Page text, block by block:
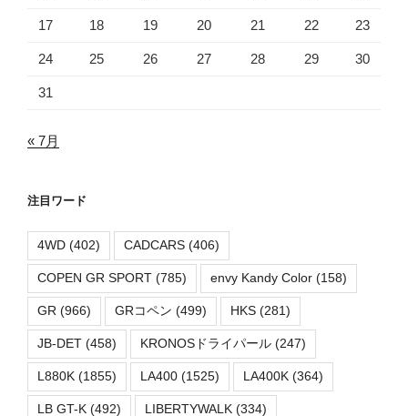
17 18 19 20 21 22 23
24 25 26 27 28 29 30
31
« 7月
注目ワード
4WD (402) CADCARS (406)
COPEN GR SPORT (785) envy Kandy Color (158)
GR (966) GRコペン (499) HKS (281)
JB-DET (458) KRONOSドライパール (247)
L880K (1855) LA400 (1525) LA400K (364)
LB GT-K (492) LIBERTYWALK (334)